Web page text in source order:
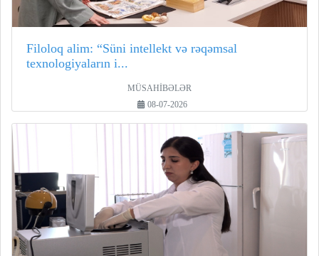
Filoloq alim: “Süni intellekt və rəqəmsal
texnologiyaların i...
MÜSAHİBƏLƏR
08-07-2026